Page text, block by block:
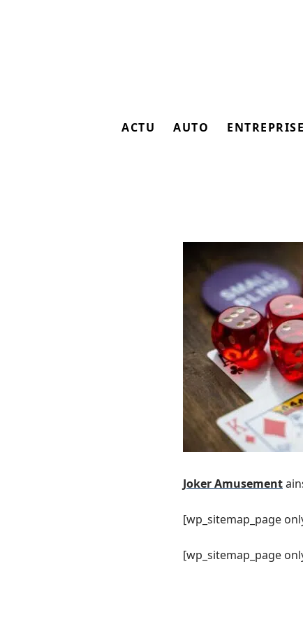
ACTU AUTO ENTREPRISE
Joker Amusement
[wp_sitemap_page
[wp_sitemap_page